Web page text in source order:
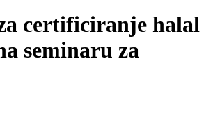
certificiranje halal
seminaru za